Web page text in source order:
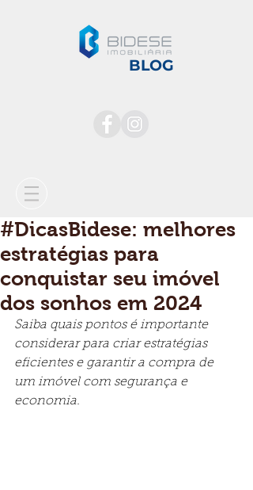
BLOG
#DicasBidese: melhores
estratégias para
conquistar seu imóvel
dos sonhos em 2024
Saiba quais pontos é importante
considerar para criar estratégias
eficientes e garantir a compra de
um imóvel com segurança e
economia.